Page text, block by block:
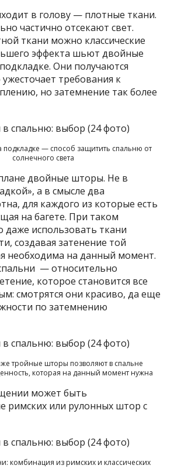
в голову — плотные ткани.
частично отсекают свет.
ткани можно классические
эффекта шьют двойные
Они получаются
требования к
но затемнение так более
— способ защитить спальню от
солнечного света
двойные шторы. Не в
а в смысле два
для каждого из которые есть
на багете. При таком
использовать ткани
создавая затенение той
необходима на данный момент.
— относительно
которое становится все
смотрятся они красиво, да еще
по затемнению
тройные шторы позволяют в спальне
которая на данный момент нужна
может быть
римских или рулонных штор с
комбинация из римских и классических